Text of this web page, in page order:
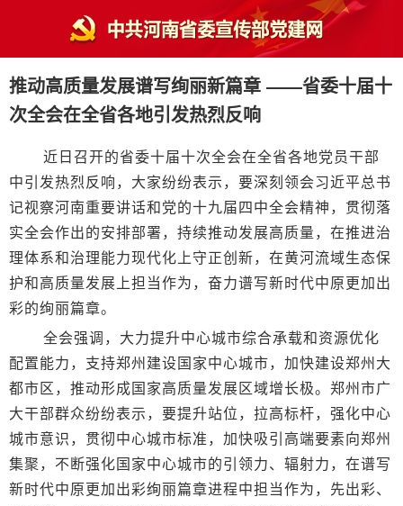
推动高质量发展谱写绚丽新篇章 ——省委十届十
次全会在全省各地引发热烈反响
近日召开的省委十届十次全会在全省各地党员干部
中引发热烈反响，大家纷纷表示，要深刻领会习近平总书
记视察河南重要讲话和党的十九届四中全会精神，贯彻落
实全会作出的安排部署，持续推动发展高质量，在推进治
理体系和治理能力现代化上守正创新，在黄河流域生态保
护和高质量发展上担当作为，奋力谱写新时代中原更加出
彩的绚丽篇章。
全会强调，大力提升中心城市综合承载和资源优化
配置能力，支持郑州建设国家中心城市，加快建设郑州大
都市区，推动形成国家高质量发展区域增长极。郑州市广
大干部群众纷纷表示，要提升站位，拉高标杆，强化中心
城市意识，贯彻中心城市标准，加快吸引高端要素向郑州
集聚，不断强化国家中心城市的引领力、辐射力，在谱写
新时代中原更加出彩绚丽篇章进程中担当作为，先出彩、